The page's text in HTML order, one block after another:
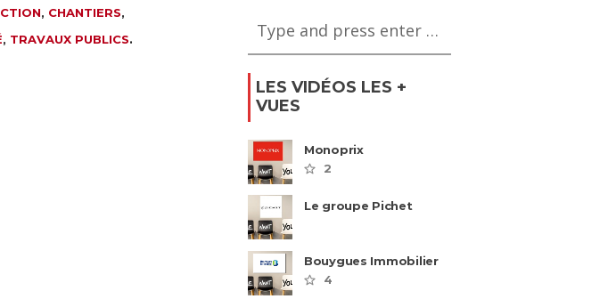
, CHANTIERS,
, TRAVAUX PUBLICS.
LES VIDÉOS LES +
VUES
Monoprix
2
Le groupe Pichet
Bouygues Immobilier
recrute autour de 8
pôles métiers
4